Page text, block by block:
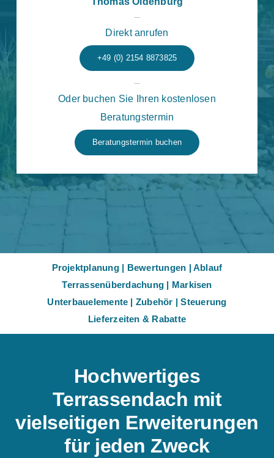
Direkt anrufen
+49 (0) 2154 8873825
Oder buchen Sie Ihren kostenlosen
Beratungstermin
Beratungstermin buchen
Projektplanung| Bewertungen |Ablauf
Terrassenüberdachung | Markisen
Unterbauelemente | Zubehör |Steuerung
Lieferzeiten & Rabatte
Hochwertiges
Terrassendach mit
vielseitigen Erweiterungen
für jeden Zweck